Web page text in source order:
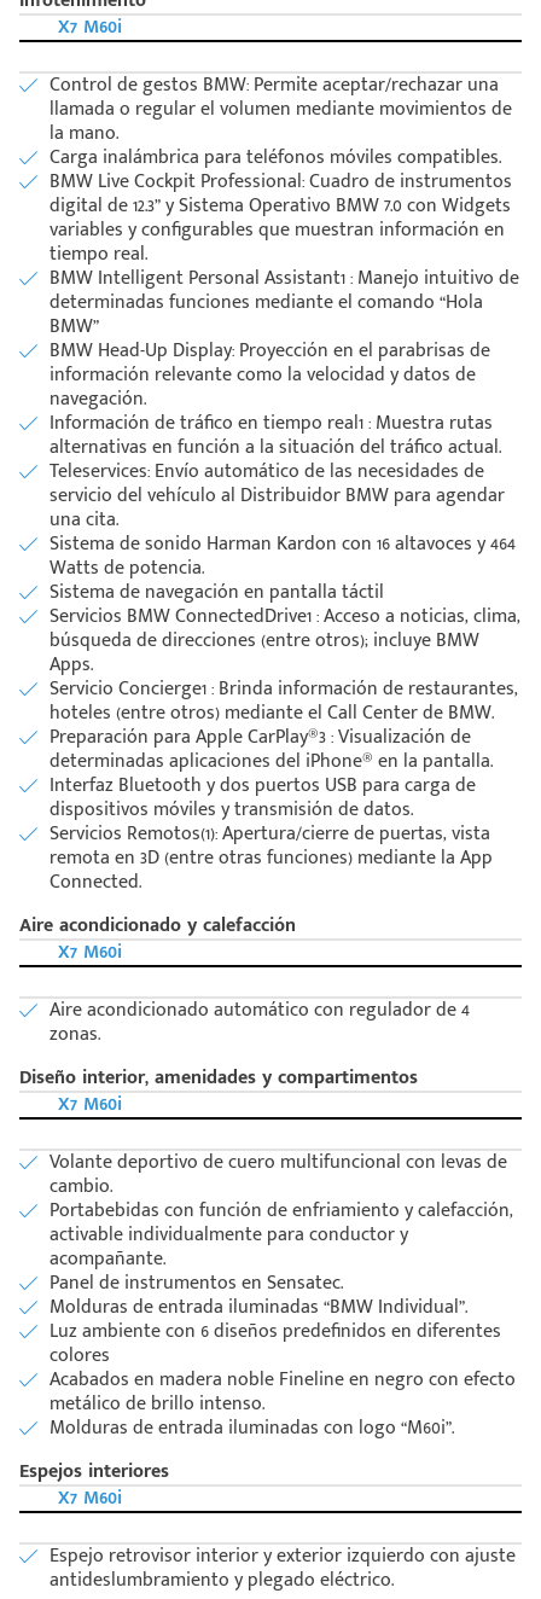
Escríbenos
+528121278366
Código
Postal
X7 M60i
Control de gestos BMW: Permite aceptar/rechazar una
llamada o regular el volumen mediante movimientos de
la mano.
Carga inalámbrica para teléfonos móviles compatibles.
BMW Live Cockpit Professional: Cuadro de instrumentos
digital de 12.3” y Sistema Operativo BMW 7.0 con Widgets
variables y configurables que muestran información en
tiempo real.
BMW Intelligent Personal Assistant1 : Manejo intuitivo de
determinadas funciones mediante el comando “Hola
BMW”
BMW Head-Up Display: Proyección en el parabrisas de
información relevante como la velocidad y datos de
navegación.
Información de tráfico en tiempo real1 : Muestra rutas
alternativas en función a la situación del tráfico actual.
Teleservices: Envío automático de las necesidades de
servicio del vehículo al Distribuidor BMW para agendar
una cita.
Sistema de sonido Harman Kardon con 16 altavoces y 464
Watts de potencia.
Sistema de navegación en pantalla táctil
Servicios BMW ConnectedDrive1 : Acceso a noticias, clima,
búsqueda de direcciones (entre otros); incluye BMW
Apps.
Servicio Concierge1 : Brinda información de restaurantes,
hoteles (entre otros) mediante el Call Center de BMW.
Preparación para Apple CarPlay®3 : Visualización de
determinadas aplicaciones del iPhone® en la pantalla.
Interfaz Bluetooth y dos puertos USB para carga de
dispositivos móviles y transmisión de datos.
Servicios Remotos(1): Apertura/cierre de puertas, vista
remota en 3D (entre otras funciones) mediante la App
Connected.
Aire acondicionado y calefacción
X7 M60i
Aire acondicionado automático con regulador de 4
zonas.
Diseño interior, amenidades y compartimentos
X7 M60i
Volante deportivo de cuero multifuncional con levas de
cambio.
Portabebidas con función de enfriamiento y calefacción,
activable individualmente para conductor y
acompañante.
Panel de instrumentos en Sensatec.
Molduras de entrada iluminadas “BMW Individual”.
Luz ambiente con 6 diseños predefinidos en diferentes
colores
Acabados en madera noble Fineline en negro con efecto
metálico de brillo intenso.
Molduras de entrada iluminadas con logo “M60i”.
Espejos interiores
X7 M60i
Espejo retrovisor interior y exterior izquierdo con ajuste
antideslumbramiento y plegado eléctrico.